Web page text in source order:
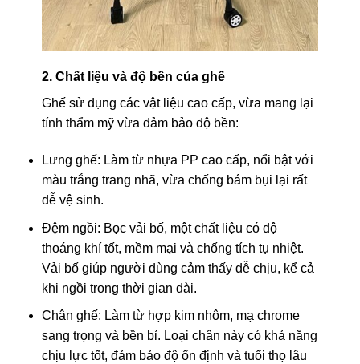
2. Chất liệu và độ bền của ghế
Ghế sử dụng các vật liệu cao cấp, vừa mang lại
tính thẩm mỹ vừa đảm bảo độ bền:
Lưng ghế: Làm từ nhựa PP cao cấp, nổi bật với
màu trắng trang nhã, vừa chống bám bụi lại rất
dễ vệ sinh.
Đệm ngồi: Bọc vải bố, một chất liệu có độ
thoáng khí tốt, mềm mại và chống tích tụ nhiệt.
Vải bố giúp người dùng cảm thấy dễ chịu, kể cả
khi ngồi trong thời gian dài.
Chân ghế: Làm từ hợp kim nhôm, mạ chrome
sang trọng và bền bỉ. Loại chân này có khả năng
chịu lực tốt, đảm bảo độ ổn định và tuổi thọ lâu